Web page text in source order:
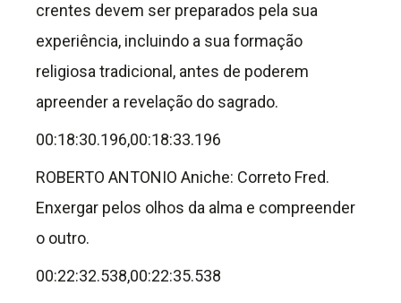
crentes devem ser preparados pela sua
experiência, incluindo a sua formação
religiosa tradicional, antes de poderem
apreender a revelação do sagrado.
00:18:30.196,00:18:33.196
ROBERTO ANTONIO Aniche: Correto Fred.
Enxergar pelos olhos da alma e compreender
o outro.
00:22:32.538,00:22:35.538